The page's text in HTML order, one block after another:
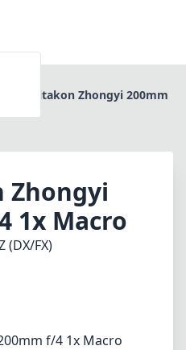
Mitakon Zhongyi 200mm
Zhongyi
1x Macro
(DX/FX)
f/4 1x Macro